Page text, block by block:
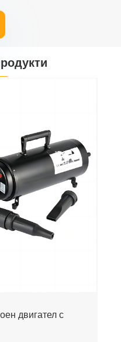
двигател с